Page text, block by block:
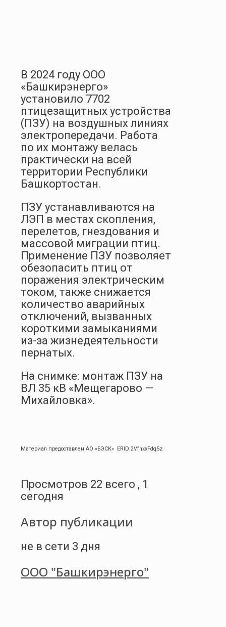
В 2024 году ООО
«Башкирэнерго»
установило 7702
птицезащитных устройства
(ПЗУ) на воздушных линиях
электропередачи. Работа
по их монтажу велась
практически на всей
территории Республики
Башкортостан.
ПЗУ устанавливаются на
ЛЭП в местах скопления,
перелетов, гнездования и
массовой миграции птиц.
Применение ПЗУ позволяет
обезопасить птиц от
поражения электрическим
током, также снижается
количество аварийных
отключений, вызванных
короткими замыканиями
из-за жизнедеятельности
пернатых.
На снимке: монтаж ПЗУ на
ВЛ 35 кВ «Мещегарово —
Михайловка».
Материал предоставлен АО «БЭСК» ERID:2VfnxxFdq5z
Просмотров 22 всего , 1
сегодня
Автор публикации
не в сети 3 дня
ООО "Башкирэнерго"